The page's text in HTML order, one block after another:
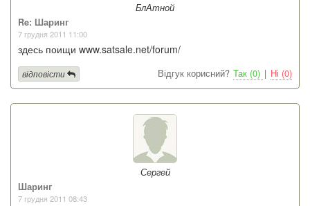
БлАтной
Re: Шаринг
7 грудня 2011 11:00
здесь поищи www.satsale.net/forum/
Відгук корисний? Так (0) | Ні (0)
відповісти
Сергей
Шаринг
7 грудня 2011 08:43